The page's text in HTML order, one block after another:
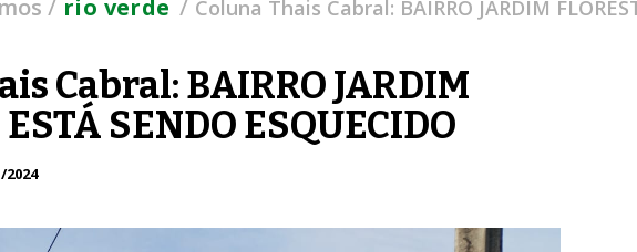
rio verde Coluna Thais Cabral: BAIRRO JARDIM
Cabral: BAIRRO JARDIM
SENDO ESQUECIDO
2024